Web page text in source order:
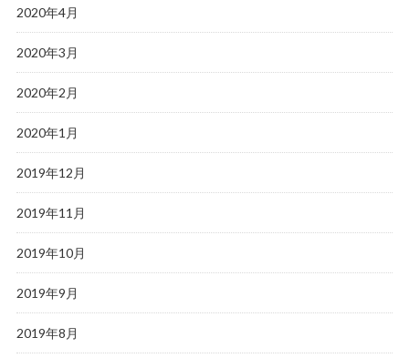
2020年4月
2020年3月
2020年2月
2020年1月
2019年12月
2019年11月
2019年10月
2019年9月
2019年8月